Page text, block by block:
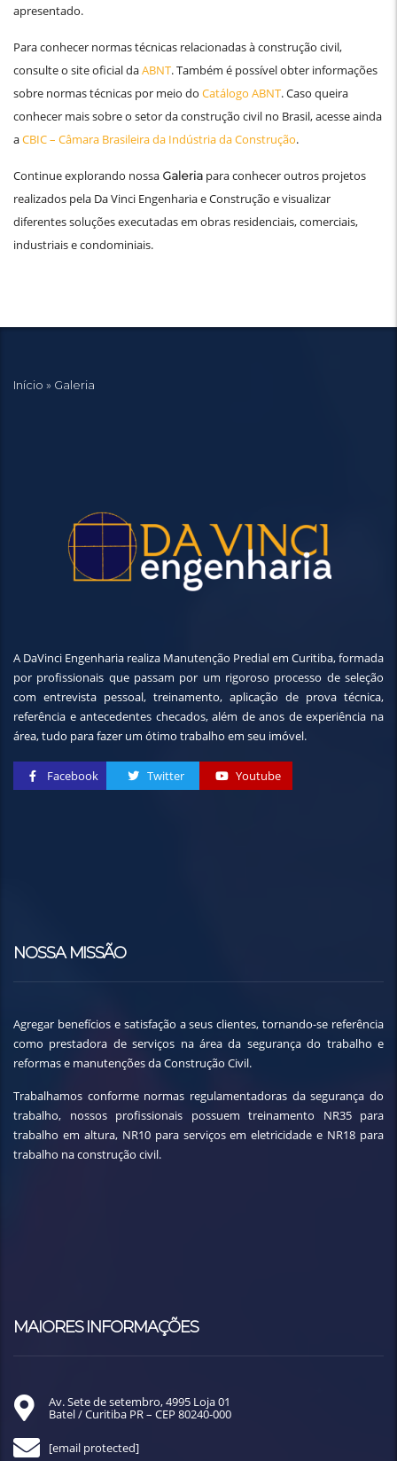
apresentado.
Para conhecer normas técnicas relacionadas à construção civil,
consulte o site oficial daABNT. Também é possível obter informações
sobre normas técnicas por meio do Catálogo ABNT. Caso queira
conhecer mais sobre o setor da construção civil no Brasil, acesse ainda
aCBIC – Câmara Brasileira da Indústria da Construção.
Continue explorando nossa Galeria para conhecer outros projetos
realizados pela Da Vinci Engenharia e Construção e visualizar
diferentes soluções executadas em obras residenciais, comerciais,
industriais e condominiais.
Início » Galeria
A DaVinci Engenharia realiza Manutenção Predial em Curitiba, formada
por profissionais que passam por um rigoroso processo de seleção
com entrevista pessoal, treinamento, aplicação de prova técnica,
referência e antecedentes checados, além de anos de experiência na
área, tudo para fazer um ótimo trabalho em seu imóvel.
Facebook Twitter Youtube
NOSSA MISSÃO
Agregar benefícios e satisfação a seus clientes, tornando-se referência
como prestadora de serviços na área da segurança do trabalho e
reformas e manutenções da Construção Civil.
Trabalhamos conforme normas regulamentadoras da segurança do
trabalho, nossos profissionais possuem treinamento NR35 para
trabalho em altura, NR10 para serviços em eletricidade e NR18 para
trabalho na construção civil.
MAIORES INFORMAÇÕES
Av. Sete de setembro, 4995 Loja 01
Batel / Curitiba PR – CEP 80240-000
[email protected]